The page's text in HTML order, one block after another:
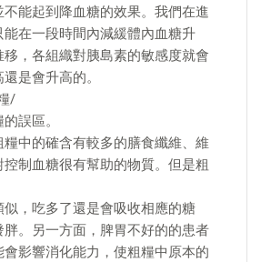
能起到降血糖的效果。我們在進
在一段時間內減緩體內血糖升
，各組織對胰島素的敏感度就會
是會升高的。
/
誤區。
糧中的確含有較多的膳食纖維、維
制血糖很有幫助的物質。但是粗
，吃多了還是會吸收相應的糖
。另一方面，脾胃不好的的患者
影響消化能力，使粗糧中原本的